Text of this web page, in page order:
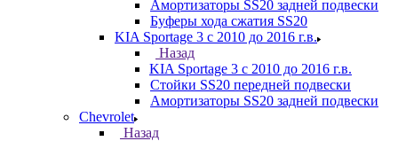
Амортизаторы SS20 задней подвески
Буферы хода сжатия SS20
KIA Sportage 3 с 2010 до 2016 г.в.
Назад
KIA Sportage 3 с 2010 до 2016 г.в.
Стойки SS20 передней подвески
Амортизаторы SS20 задней подвески
Chevrolet
Назад